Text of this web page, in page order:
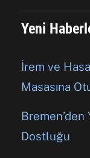
Yeni
İrem ve
Masasına
Bremen’den
Dostluğu